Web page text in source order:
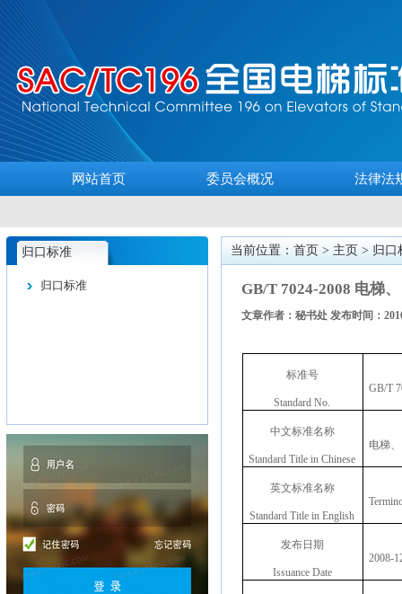
网站首页 委员会概况 法律法
归口标准
归口标准
当前位置：首页 > 主页 > 归口
GB/T 7024-2008 电梯
文章作者：秘书处 发布时间：
标准号
Standard No.
GB/T
中文标准名称
Standard Title in Chinese
电梯
英文标准名称
Standard Title in English
发布日期
Issuance Date
2008-